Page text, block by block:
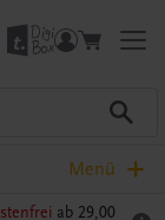
Menü
ab 29,00